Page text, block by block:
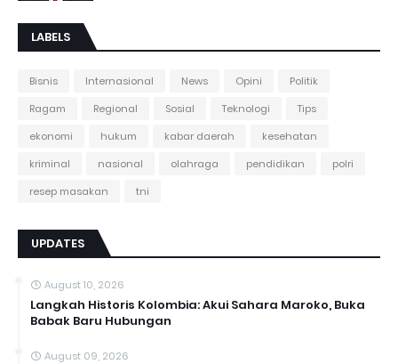
LABELS
Bisnis Internasional News Opini
Politik
Ragam
Regional Sosial Teknologi
Tips
ekonomi
hukum kabar daerah
kesehatan
kriminal
nasional olahraga pendidikan
polri
resep masakan
tni
UPDATES
August 10, 2026
Langkah Historis Kolombia: Akui Sahara Maroko, Buka
Babak Baru Hubungan
August 09, 2026